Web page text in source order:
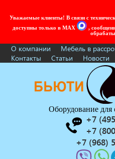
Уважаемые клиенты! В связи с
доступны только в MAX
,
О компании Мебель в
Контакты
Статьи Новости
Оборудование для
+7
+7
+7 (968)